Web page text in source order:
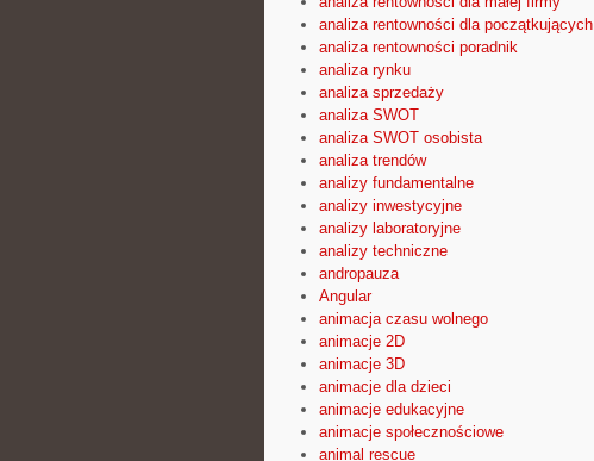
analiza rentowności dla początkujących
analiza rentowności poradnik
analiza rynku
analiza sprzedaży
analiza SWOT
analiza SWOT osobista
analiza trendów
analizy fundamentalne
analizy inwestycyjne
analizy laboratoryjne
analizy techniczne
andropauza
Angular
animacja czasu wolnego
animacje 2D
animacje 3D
animacje dla dzieci
animacje edukacyjne
animacje społecznościowe
animal rescue